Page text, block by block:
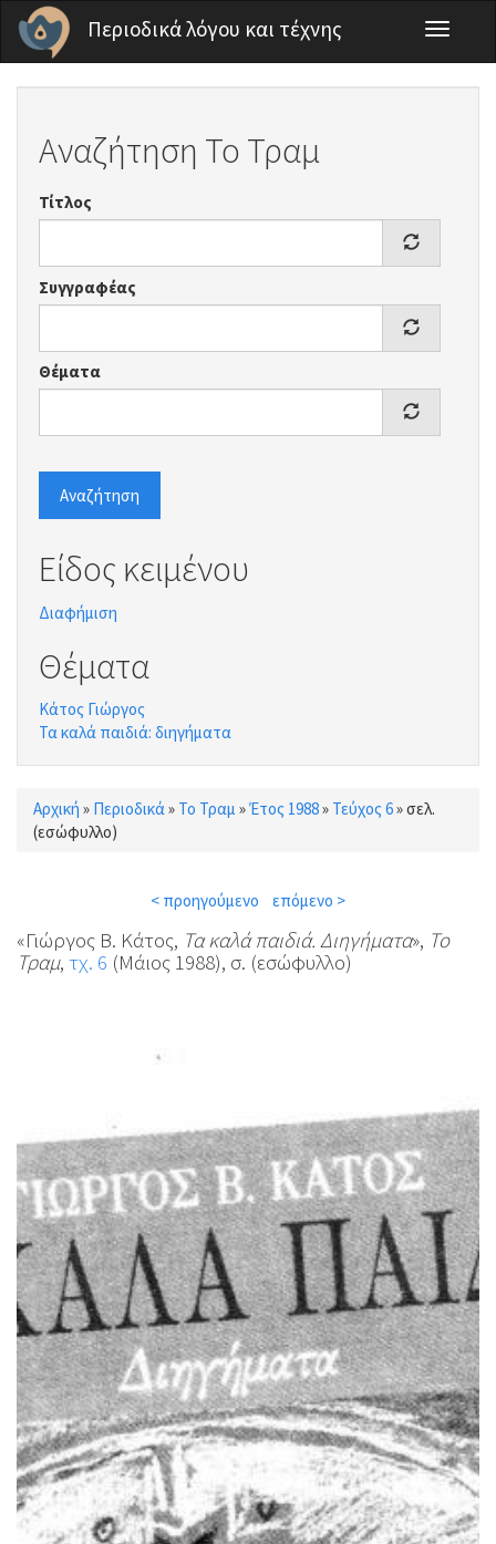
Παράκαμψη προς το κυρίως περιεχόμενο
Περιοδικά λόγου και τέχνης
Toggle
Αναζήτηση Το Τραμ
Τίτλος
Συγγραφέας
Θέματα
Αναζήτηση
Είδος κειμένου
Διαφήμιση
Θέματα
Κάτος Γιώργος
Τα καλά παιδιά: διηγήματα
Είστε εδώ
Αρχική » Περιοδικά» Το Τραμ »Έτος 1988» Τεύχος 6»σελ.
(εσώφυλλο)
< προηγούμενο επόμενο >
«Γιώργος Β. Κάτος, Τα καλά παιδιά. Διηγήματα», Το
Τραμ, τχ. 6 (Μάιος 1988), σ. (εσώφυλλο)